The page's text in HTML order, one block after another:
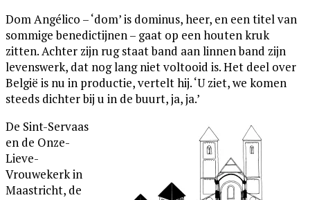
Dom Angélico – ‘dom’ is dominus, heer, en een titel van
sommige benedictijnen – gaat op een houten kruk
zitten. Achter zijn rug staat band aan linnen band zijn
levenswerk, dat nog lang niet voltooid is. Het deel over
België is nu in productie, vertelt hij. ‘U ziet, we komen
steeds dichter bij u in de buurt, ja, ja.’
De Sint-Servaas
en de Onze-
Lieve-
Vrouwekerk in
Maastricht, de